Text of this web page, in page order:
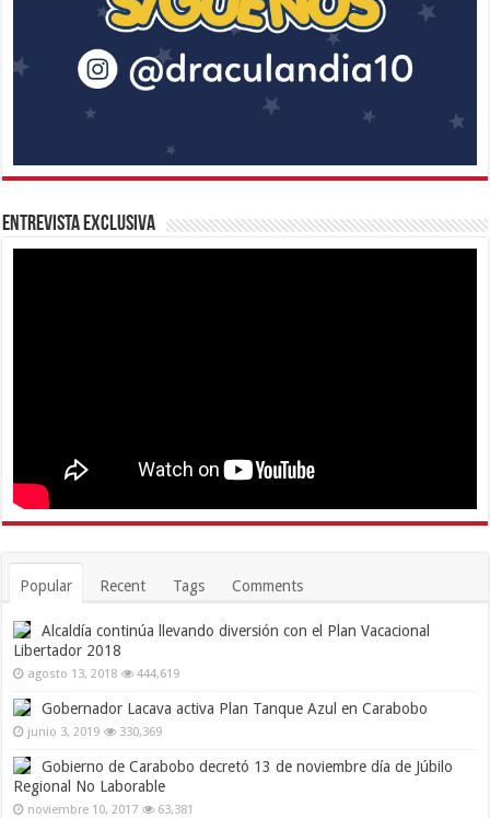
Entrevista Exclusiva
Popular Recent Tags Comments
Alcaldía continúa llevando diversión con el Plan Vacacional
Libertador 2018
agosto 13, 2018 444,619
Gobernador Lacava activa Plan Tanque Azul en Carabobo
junio 3, 2019 330,369
Gobierno de Carabobo decretó 13 de noviembre día de Júbilo
Regional No Laborable
noviembre 10, 2017 63,381